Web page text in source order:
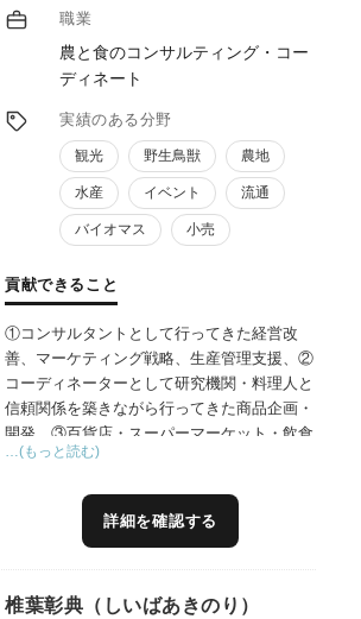
職業
農と食のコンサルティング・コー
ディネート
実績のある分野
観光 野生鳥獣 農地
水産 イベント 流通
バイオマス 小売
貢献できること
①コンサルタントとして行ってきた経営改
善、マーケティング戦略、生産管理支援、②
コーディネーターとして研究機関・料理人と
信頼関係を築きながら行ってきた商品企画・
開発、③百貨店・スーパーマーケット・飲食
店・米穀店への持続的な販売活動、に20年以
総合的に組み合わせ、個別経営や地域のおか
れた環境や成長段階に応じて必要なビジョ
…(もっと読む)
詳細を確認する
椎葉彰典（しいばあきのり）